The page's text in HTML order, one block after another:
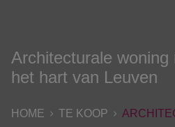
Architecturale woning
het hart van Leuven
HOME TE KOOP